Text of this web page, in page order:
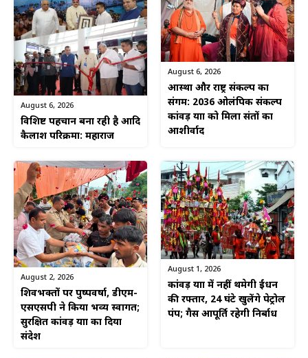
August 6, 2026
विशिष्ट पहचान बना रही है आदि
कैलाश परिक्रमा: महाराज
August 6, 2026
आस्था और राष्ट्र संकल्प का
संगम: 2036 ओलंपिक संकल्प
कांवड़ यात्रा को मिला संतों का
आशीर्वाद
August 2, 2026
शिवभक्तों पर पुष्पवर्षा, डीएम-
एसएसपी ने किया भव्य स्वागत;
सुरक्षित कांवड़ यात्रा का दिया
संदेश
August 1, 2026
कांवड़ यात्रा में नहीं थमेगी ईंधन
की रफ्तार, 24 घंटे खुलेंगे पेट्रोल
पंप; गैस आपूर्ति रहेगी निर्बाध